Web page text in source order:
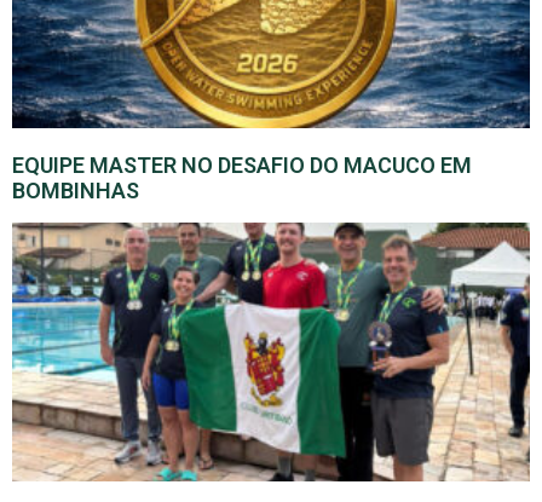
EQUIPE MASTER NO DESAFIO DO MACUCO EM
BOMBINHAS